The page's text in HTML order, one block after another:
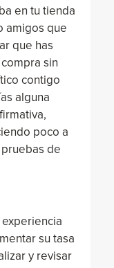
en tu tienda
amigos que
que has
sin
contigo
alguna
poco a
de
su tasa
y revisar